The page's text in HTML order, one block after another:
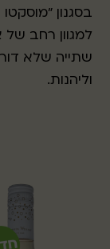
בסגנון
למגוון רחב של
שתייה שלא
וליהנות.